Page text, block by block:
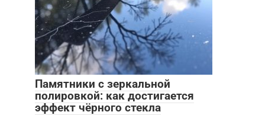
Памятники с зеркальной
полировкой: как достигается
эффект чёрного стекла